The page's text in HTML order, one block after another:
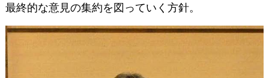
最終的な意見の集約を図っていく方針。